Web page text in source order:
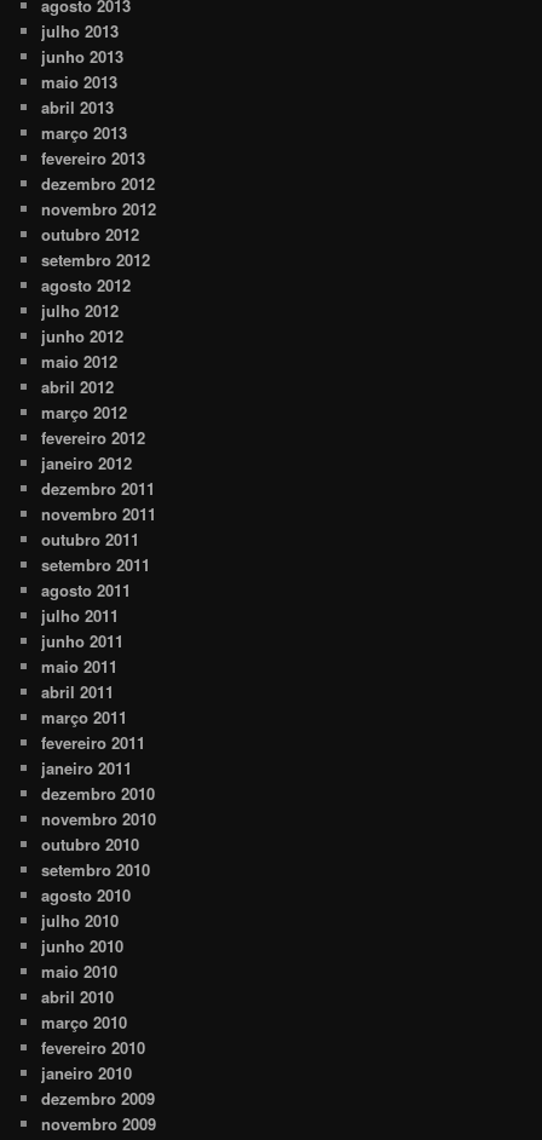
agosto 2013
julho 2013
junho 2013
maio 2013
abril 2013
março 2013
fevereiro 2013
dezembro 2012
novembro 2012
outubro 2012
setembro 2012
agosto 2012
julho 2012
junho 2012
maio 2012
abril 2012
março 2012
fevereiro 2012
janeiro 2012
dezembro 2011
novembro 2011
outubro 2011
setembro 2011
agosto 2011
julho 2011
junho 2011
maio 2011
abril 2011
março 2011
fevereiro 2011
janeiro 2011
dezembro 2010
novembro 2010
outubro 2010
setembro 2010
agosto 2010
julho 2010
junho 2010
maio 2010
abril 2010
março 2010
fevereiro 2010
janeiro 2010
dezembro 2009
novembro 2009